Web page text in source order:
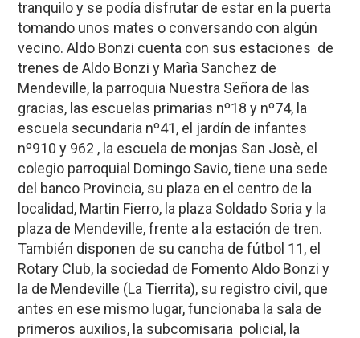
tranquilo y se podía disfrutar de estar en la puerta
tomando unos mates o conversando con algún
vecino. Aldo Bonzi cuenta con sus estaciones de
trenes de Aldo Bonzi y Marìa Sanchez de
Mendeville, la parroquia Nuestra Señora de las
gracias, las escuelas primarias nº18 y nº74, la
escuela secundaria nº41, el jardín de infantes
nº910 y 962 , la escuela de monjas San Josè, el
colegio parroquial Domingo Savio, tiene una sede
del banco Provincia, su plaza en el centro de la
localidad, Martin Fierro, la plaza Soldado Soria y la
plaza de Mendeville, frente a la estación de tren.
También disponen de su cancha de fútbol 11, el
Rotary Club, la sociedad de Fomento Aldo Bonzi y
la de Mendeville (La Tierrita), su registro civil, que
antes en ese mismo lugar, funcionaba la sala de
primeros auxilios, la subcomisaria policial, la